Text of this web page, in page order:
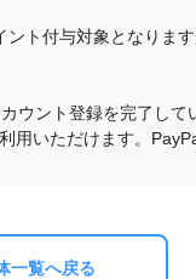
ト付与対象となりま
ウント登録を完了し
いただけます。
一覧へ戻る